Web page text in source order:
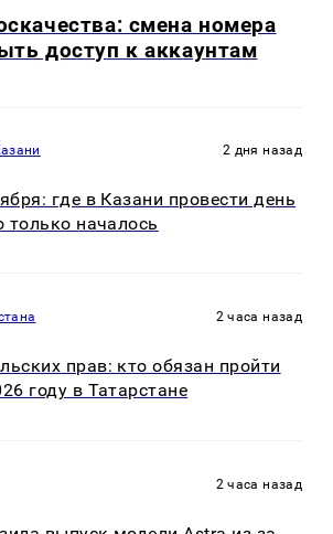
смена номера
доступ к аккаунтам
2 дня назад
где в Казани провести день
только началось
2 часа назад
прав: кто обязан пройти
году в Татарстане
2 часа назад